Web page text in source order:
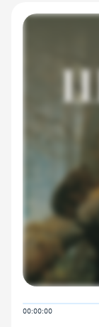
00:00:00